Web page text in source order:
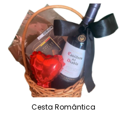
Cesta Romântica